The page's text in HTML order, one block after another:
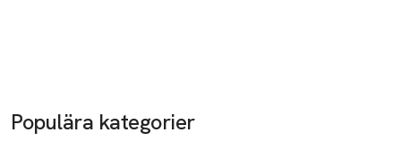
Populära kategorier